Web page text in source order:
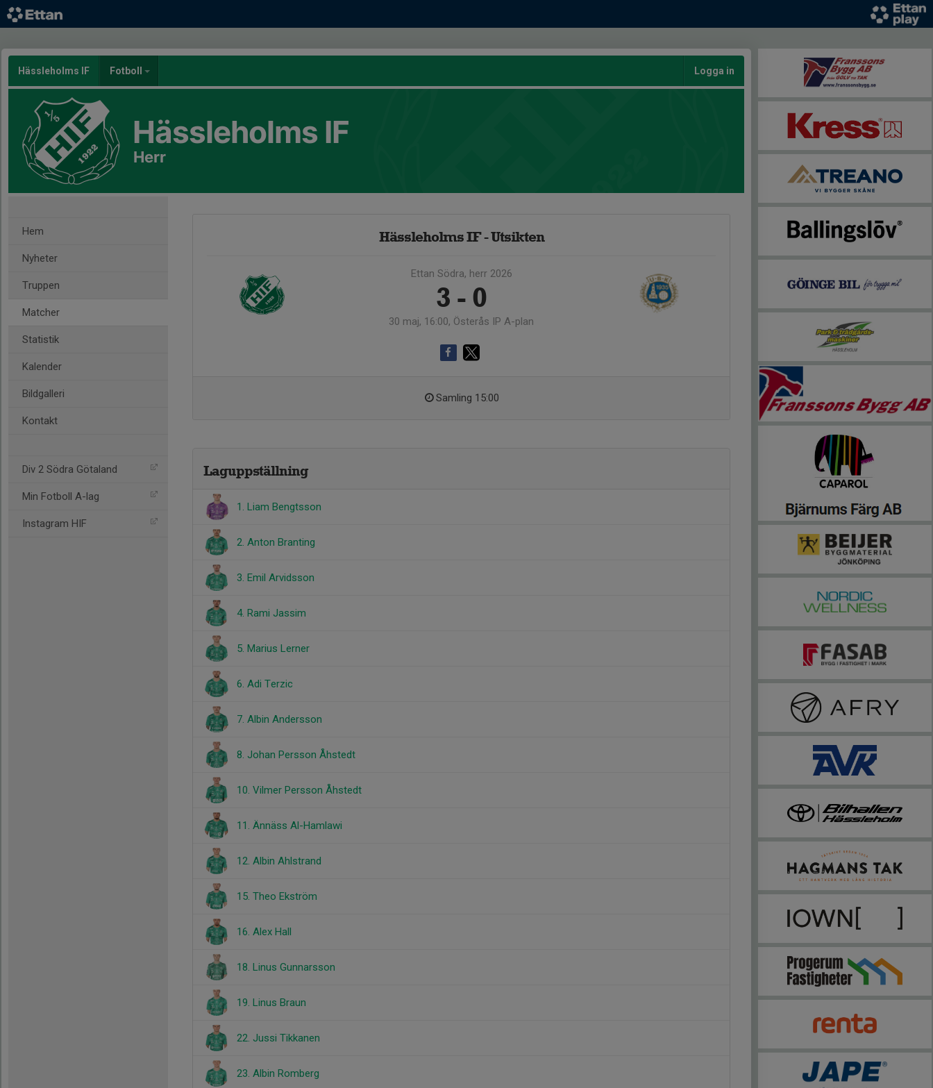
Hässleholms IF Fotboll Logga in
Hässleholms IF
Herr
Hem
Nyheter
Truppen
Matcher
Statistik
Kalender
Bildgalleri
Kontakt
Div 2 Södra Götaland
Min Fotboll A-lag
Instagram HIF
Hässleholms IF - Utsikten
Ettan Södra, herr 2026
3 - 0
30 maj, 16:00, Österås IP A-plan
Samling 15:00
Laguppställning
1. Liam Bengtsson
2. Anton Branting
3. Emil Arvidsson
4. Rami Jassim
5. Marius Lerner
6. Adi Terzic
7. Albin Andersson
8. Johan Persson Åhstedt
10. Vilmer Persson Åhstedt
11. Ännäss Al-Hamlawi
12. Albin Ahlstrand
15. Theo Ekström
16. Alex Hall
18. Linus Gunnarsson
19. Linus Braun
22. Jussi Tikkanen
23. Albin Romberg